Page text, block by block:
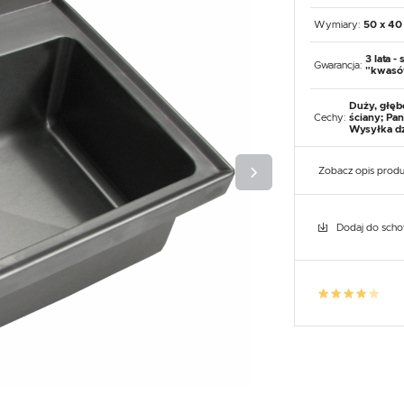
Wymiary: 50 x 40
Gwarancja:
3 lata -
Cechy:
Duży,
ściany;
Wysyłka
Zobacz opis
Dodaj do